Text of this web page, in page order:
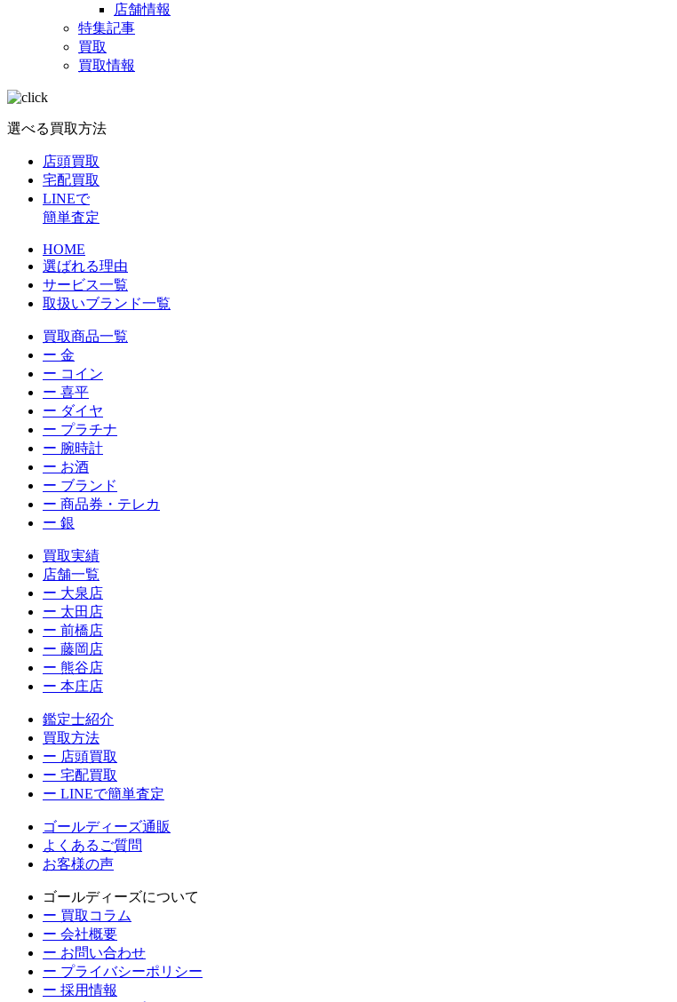
店舗情報
特集記事
買取
買取情報
選べる買取方法
店頭買取
宅配買取
LINEで
簡単査定
HOME
選ばれる理由
サービス一覧
取扱いブランド一覧
買取商品一覧
ー 金
ー コイン
ー 喜平
ー ダイヤ
ー プラチナ
ー 腕時計
ー お酒
ー ブランド
ー 商品券・テレカ
ー 銀
買取実績
店舗一覧
ー 大泉店
ー 太田店
ー 前橋店
ー 藤岡店
ー 熊谷店
ー 本庄店
鑑定士紹介
買取方法
ー 店頭買取
ー 宅配買取
ー LINEで簡単査定
ゴールディーズ通販
よくあるご質問
お客様の声
ゴールディーズについて
ー 買取コラム
ー 会社概要
ー お問い合わせ
ー プライバシーポリシー
ー 採用情報